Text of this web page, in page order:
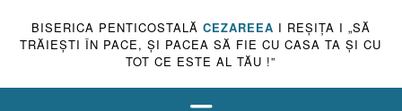
BISERICA PENTICOSTALĂ CEZAREEA I REŞIŢA I „SĂ
TRĂIEŞTI ÎN PACE, ŞI PACEA SĂ FIE CU CASA TA ŞI CU
TOT CE ESTE AL TĂU !”